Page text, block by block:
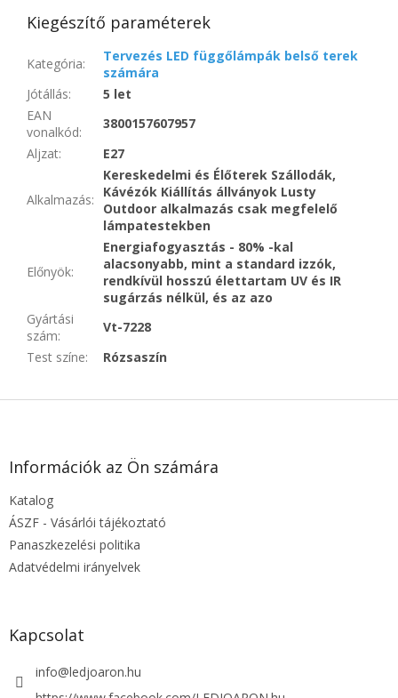
Kiegészítő paraméterek
Kategória:
Tervezés LED függőlámpák belső terek
számára
Jótállás:
5 let
EAN
vonalkód:
3800157607957
Aljzat: E27
Alkalmazás:
Kereskedelmi és Élőterek Szállodák,
Kávézók Kiállítás állványok Lusty
Outdoor alkalmazás csak megfelelő
lámpatestekben
Előnyök:
Energiafogyasztás - 80% -kal
alacsonyabb, mint a standard izzók,
rendkívül hosszú élettartam UV és IR
sugárzás nélkül, és az azo
Gyártási
szám:
Vt-7228
Test színe: Rózsaszín
L
Információk az Ön számára
Katalog
ÁSZF - Vásárlói tájékoztató
Panaszkezelési politika
Adatvédelmi irányelvek
Kapcsolat
info@ledjoaron.hu